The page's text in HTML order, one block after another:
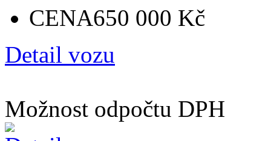
CENA650 000 Kč
Detail vozu
Možnost odpočtu DPH